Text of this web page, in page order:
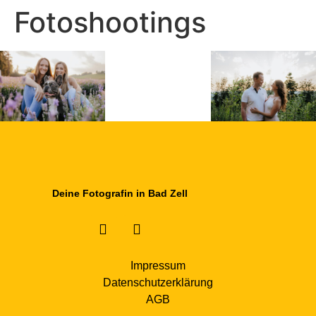
Fotoshootings
Deine Fotografin in Bad Zell
Impressum
Datenschutzerklärung
AGB